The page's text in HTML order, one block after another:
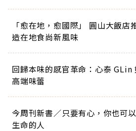
「愈在地，愈國際」 圓山大飯店
造在地食尚新風味
回歸本味的感官革命：心泰 GLin
高端味蕾
今周刊新書／只要有心，你也可
生命的人